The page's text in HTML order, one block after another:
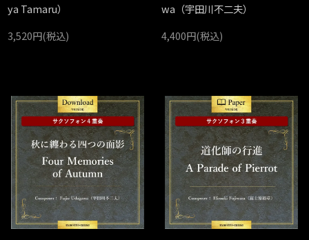
ya Tamaru）
3,520円(税込)
wa（宇田川不二夫）
4,400円(税込)